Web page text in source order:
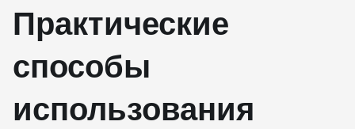
Практические
способы
использования